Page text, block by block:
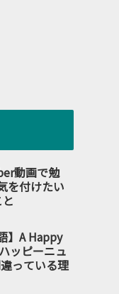
動画で勉
を付けたい
】A Happy
ッピーニュ
っている理